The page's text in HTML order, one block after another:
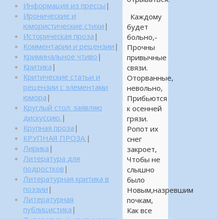
Каждому
будет
больно,-
Прочны
привычные
связи.
Оторванные,
невольно,
Прибьются
к осенней
грязи.
Ропот их
снег
закроет,
Чтобы не
слышно
было
Новым,назревшим
почкам,
Как все
Информация из прессы |
Иронические и
юмористические стихи |
Историческая проза |
Комментарии и рецензии |
Криминальное чтиво |
Критика |
Критические статьи и
рецензии с элементами
юмора |
Круглый стол: заявляю
дискуссию. |
Крупная проза |
КРУПНАЯ ПРОЗА: |
Лирика |
Литература для
подростков |
Литературная критика в
поэзии |
Литературная
публицистика |